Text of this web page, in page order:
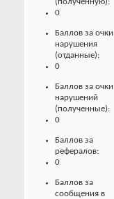
0
Баллов за очки
нарушения
(отданные):
0
Баллов за очки
нарушений
(полученные):
0
Баллов за
рефералов:
0
Баллов за
сообщения в